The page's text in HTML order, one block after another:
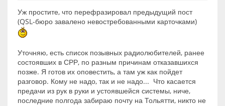
Уж простите, что перефразировал предыдущий пост
(QSL-бюро завалено невостребованными карточками)
Уточняю, есть список позывных радиолюбителей, ранее
состоявших в СРР, по разным причинам отказавшихся
позже. Я готов их оповестить, а там уж как пойдет
разговор. Кому не надо, так и не надо... Что касается
предачи из рук в руки и устоявшейся системы, ниче,
последние полгода забираю почту на Тольятти, никто не